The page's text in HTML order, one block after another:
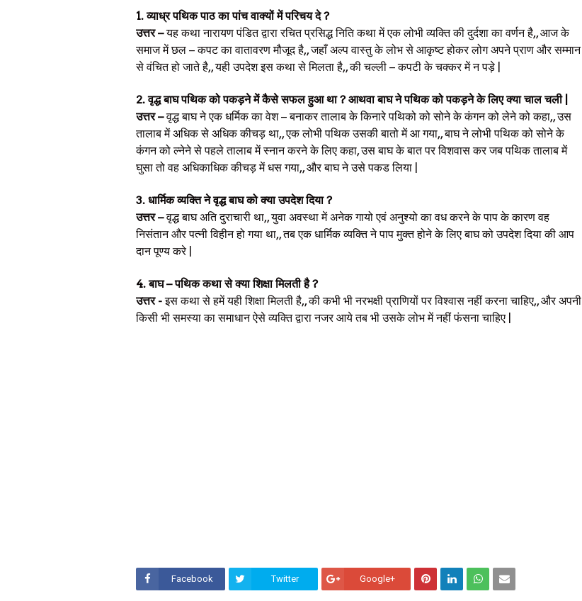
1. व्याध्र पथिक पाठ का पांच वाक्यों में परिचय दे ?
उत्तर –यह कथा नारायण पंडित द्वारा रचित प्रसिद्ध निति कथा में एक लोभी व्यक्ति की दुर्दशा का वर्णन है,, आज के
समाज में छल – कपट का वातावरण मौजूद है,, जहाँ अल्प वास्तु के लोभ से आकृष्ट होकर लोग अपने प्राण और सम्मान
से वंचित हो जाते है,, यही उपदेश इस कथा से मिलता है,, की चल्ली – कपटी के चक्कर में न पड़े |
2. वृद्ध बाघ पथिक को पकड़ने में कैसे सफल हुआ था ? आथवा बाघ ने पथिक को पकड़ने के लिए क्या चाल चली |
उत्तर –वृद्ध बाघ ने एक धर्मिक का वेश – बनाकर तालाब के किनारे पथिको को सोने के कंगन को लेने को कहा,, उस
तालाब में अधिक से अधिक कीचड़ था,, एक लोभी पथिक उसकी बातो में आ गया,, बाघ ने लोभी पथिक को सोने के
कंगन को ल्नेने से पहले तालाब में स्नान करने के लिए कहा, उस बाघ के बात पर विशवास कर जब पथिक तालाब में
घुसा तो वह अधिकाधिक कीचड़ में धस गया,, और बाघ ने उसे पकड लिया |
3. धार्मिक व्यक्ति ने वृद्ध बाघ को क्या उपदेश दिया ?
उत्तर –वृद्ध बाघ अति दुराचारी था,, युवा अवस्था में अनेक गायो एवं अनुश्यो का वध करने के पाप के कारण वह
निसंतान और पत्नी विहीन हो गया था,, तब एक धार्मिक व्यक्ति ने पाप मुक्त होने के लिए बाघ को उपदेश दिया की आप
दान पूण्य करे |
4. बाघ – पथिक कथा से क्या शिक्षा मिलती है ?
उत्तर -इस कथा से हमें यही शिक्षा मिलती है,, की कभी भी नरभक्षी प्राणियों पर विश्वास नहीं करना चाहिए,, और अपनी
किसी भी समस्या का समाधान ऐसे व्यक्ति द्वारा नजर आये तब भी उसके लोभ में नहीं फंसना चाहिए |
Facebook Twitter Google+